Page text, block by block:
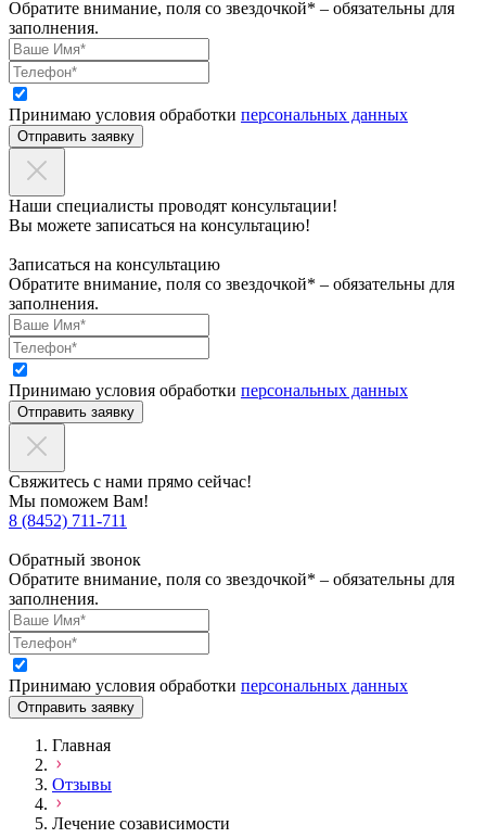
Обратите внимание, поля со звездочкой* – обязательны для
заполнения.
Принимаю условия обработки персональных данных
Отправить заявку
Наши специалисты проводят консультации!
Вы можете записаться на консультацию!
Записаться на консультацию
Обратите внимание, поля со звездочкой* – обязательны для
заполнения.
Принимаю условия обработки персональных данных
Отправить заявку
Свяжитесь с нами прямо сейчас!
Мы поможем Вам!
8 (8452) 711-711
Обратный звонок
Обратите внимание, поля со звездочкой* – обязательны для
заполнения.
Принимаю условия обработки персональных данных
Отправить заявку
Главная
Отзывы
Лечение созависимости